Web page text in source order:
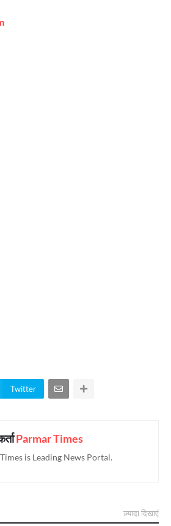
Twitter
Parmar Times
is Leading News Portal.
ज़्यादा दिखाएं